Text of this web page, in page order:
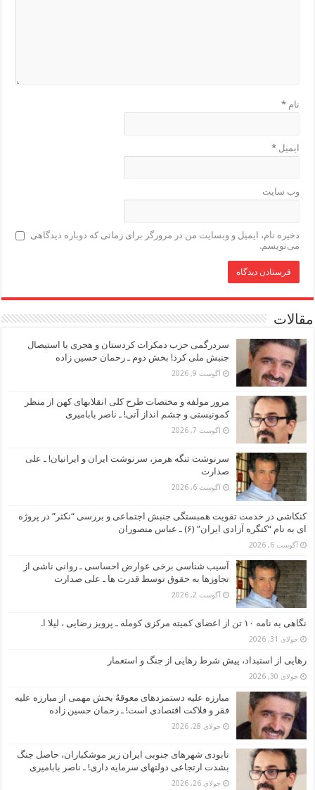
نام*
ایمیل*
وب‌ سایت
ذخیره نام، ایمیل و وبسایت من در مرورگر برای زمانی که دوباره دیدگاهی
می‌نویسم.
مقالات
سردرگمی حزب دمکرات کردستان و هجری یا استیصال
جنبش ملی کرد! بخش دوم ـ رحمان حسین زاده
آگوست 9, 2026
مرور مولفه و مختصات طرح کلی انقلابهای کهن از منظر
کمونیستی و چشم انداز آتی! ـ ناصر بابامیری
آگوست 7, 2026
سرنوشت تنگه هرمز، سرنوشت ایران و ایرانیان! ـ علی
صدارت
آگوست 6, 2026
کنکاشی در خدمت تقویت همبستگی جنبش اجتماعی و بررسی “نکثر” در پروژه
ای به نام “کنگره آزادی ایران” (۶) ـ عباس منصوران
آگوست 6, 2026
آسیب شناسی برخی عوارض احساسی ـ روانی ناشی از
تجاوزها به حقوق توسط قدرت ها ـ علی صدارت
آگوست 2, 2026
نگاهی به نامه ۱۰ تن از اعضای کمیته مرکزی کومله ـ پرویز رضایی ، لیلا ا.
جولای 31, 2026
رهایی از استبداد، پیش شرط رهایی از جنگ و استعمار
جولای 30, 2026
مبارزه علیه دستمزدهای معوقهُ بخش مهمی از مبارزه علیه
فقر و فلاکت اقتصادی است! ـ رحمان حسین زاده
جولای 28, 2026
نابودی شهرهای جنوبی ایران زیر موشکباران، حاصل جنگ
بشدت ارتجاعی دولتهای سرمایه داری! ـ ناصر بابامیری
جولای 26, 2026